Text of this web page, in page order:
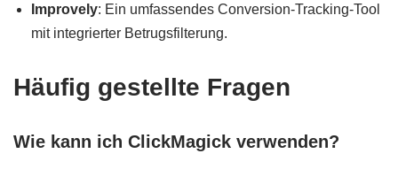
Improvely: Ein umfassendes Conversion-Tracking-Tool
mit integrierter Betrugsfilterung.
Häufig gestellte Fragen
Wie kann ich ClickMagick verwenden?